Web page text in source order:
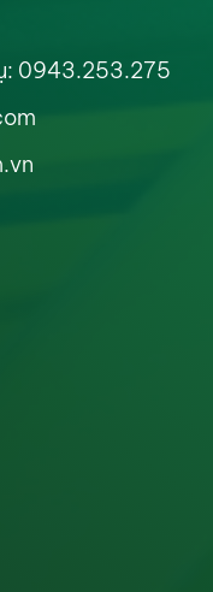
0943.253.275